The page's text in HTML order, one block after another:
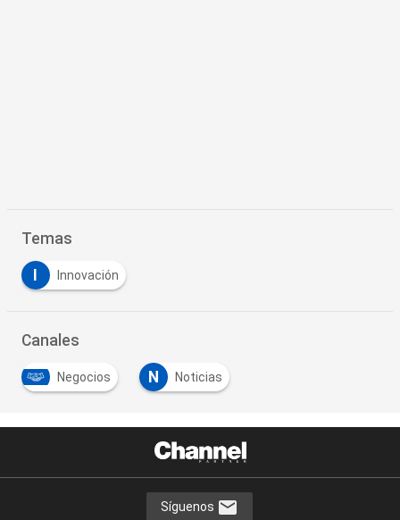
Temas
Innovación
Canales
Negocios N Noticias
Síguenos